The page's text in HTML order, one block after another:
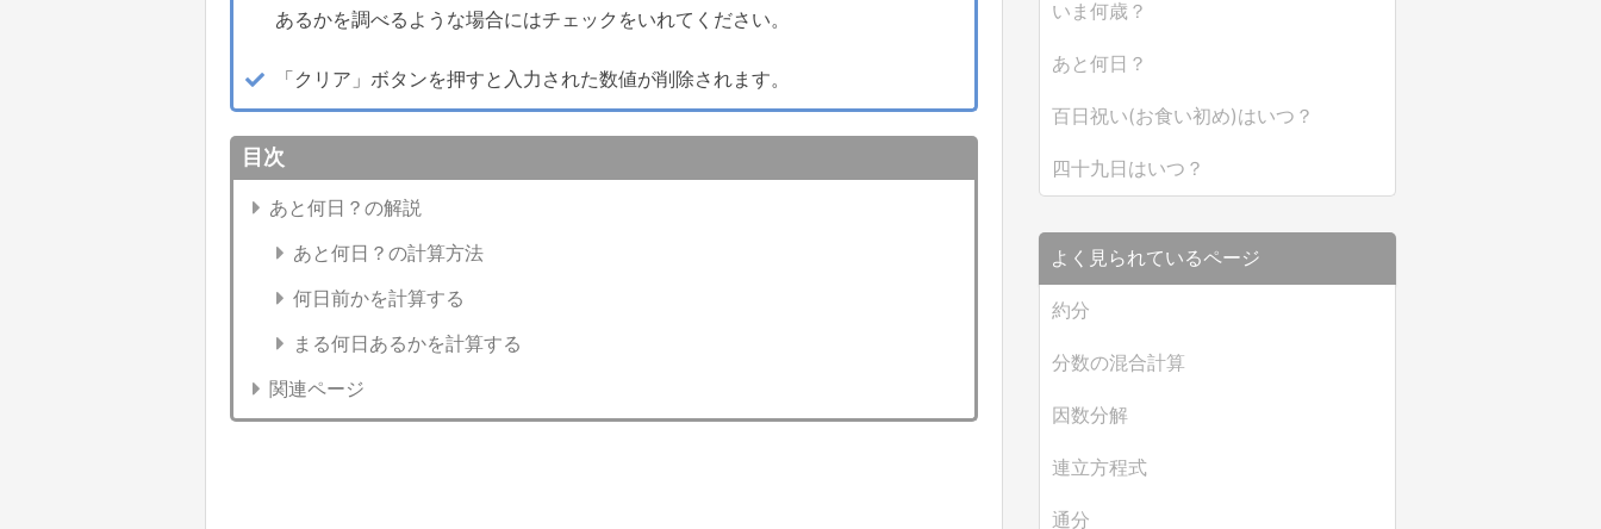
あるかを調べるような場合にはチェックをいれてください。
「クリア」ボタンを押すと入力された数値が削除されます。
目次
あと何日？の解説
あと何日？の計算方法
何日前かを計算する
まる何日あるかを計算する
関連ページ
いま何歳？
あと何日？
百日祝い(お食い初め)はいつ？
四十九日はいつ？
よく見られているページ
約分
分数の混合計算
因数分解
連立方程式
通分